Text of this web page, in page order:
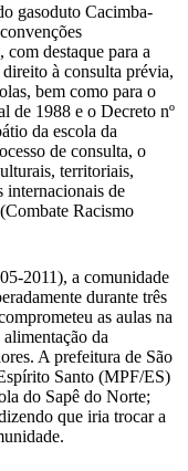
gasoduto Cacimba-
destaque para a
à consulta prévia,
bem como para o
de 1988 e o Decreto nº
da escola da
de consulta, o
territoriais,
internacionais de
Racismo
2011), a comunidade
durante três
as aulas na
da
A prefeitura de São
Santo (MPF/ES)
do Sapê do Norte;
que iria trocar a